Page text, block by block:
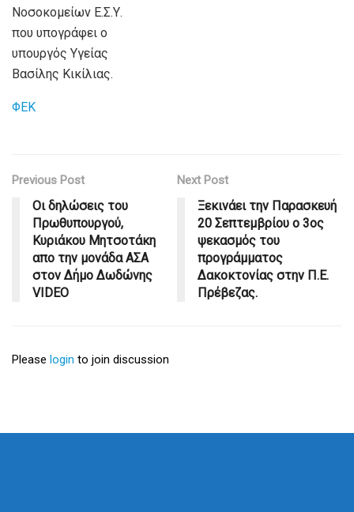
Νοσοκομείων Ε.Σ.Υ.
που υπογράφει ο
υπουργός Υγείας
Βασίλης Κικίλιας.
ΦΕΚ
Previous Post
Οι δηλώσεις του
Πρωθυπουργού,
Κυριάκου Μητσοτάκη
απο την μονάδα ΑΣΑ
στον Δήμο Δωδώνης
VIDEO
Next Post
Ξεκινάει την Παρασκευή
20 Σεπτεμβρίου ο 3ος
ψεκασμός του
προγράμματος
Δακοκτονίας στην Π.Ε.
Πρέβεζας.
Please login to join discussion